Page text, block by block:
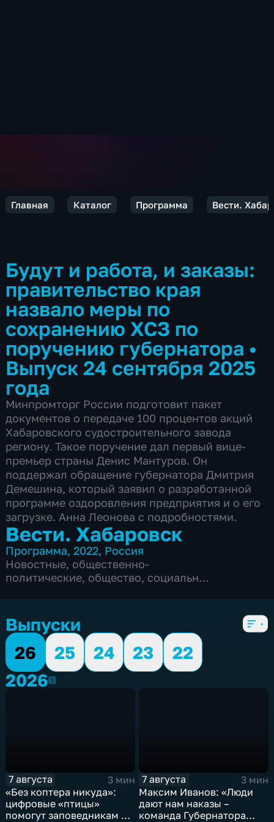
Главная Каталог Программа Вести.
Будут и работа, и заказы:
правительство края
назвало меры по
сохранению ХСЗ по
поручению губернатора •
Выпуск 24 сентября 2025
года
Минпромторг России подготовит пакет
документов о передаче 100 процентов акций
Хабаровского судостроительного завода
региону. Такое поручение дал первый вице-
премьер страны Денис Мантуров. Он
поддержал обращение губернатора Дмитрия
Демешина, который заявил о разработанной
программе оздоровления предприятия и о его
загрузке. Анна Леонова с подробностями.
Вести. Хабаровск
Программа,2022, Россия
Новостные, общественно-
политические, общество, социально-
Выпуски
26
25 24 23
22
20262026
7 августа
3 мин
«Без коптера никуда»:
цифровые «птицы»
помогут заповедникам в
7 августа
3 мин
Максим Иванов: «Люди
дают нам наказы –
команда Губернатора